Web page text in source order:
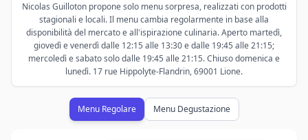
Nicolas Guilloton propone solo menu sorpresa, realizzati con prodotti
stagionali e locali. Il menu cambia regolarmente in base alla
disponibilità del mercato e all'ispirazione culinaria. Aperto martedì,
giovedì e venerdì dalle 12:15 alle 13:30 e dalle 19:45 alle 21:15;
mercoledì e sabato solo dalle 19:45 alle 21:15. Chiuso domenica e
lunedì. 17 rue Hippolyte-Flandrin, 69001 Lione.
Menu Regolare Menu Degustazione